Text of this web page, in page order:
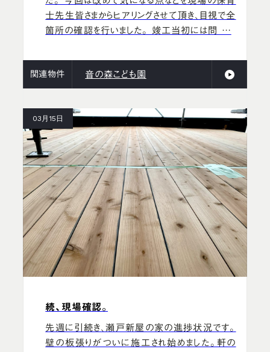
士先生皆さまからヒアリングさせて頂き、目視で全
箇所の確認を行いました。 竣工当初には問 …
関連物件 音の森こども園
03月15日
続、現場確認。
先週に引続き、瀬戸新屋の家の進捗状況です。
壁の板張りがついに施工され始めました。軒の